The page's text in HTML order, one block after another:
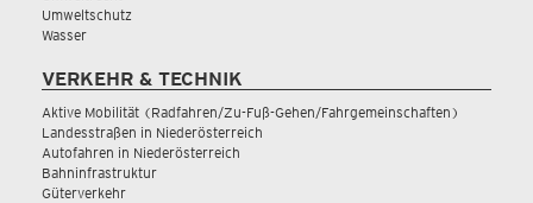
Umweltschutz
Wasser
VERKEHR & TECHNIK
Aktive Mobilität (Radfahren/Zu-Fuß-Gehen/Fahrgemeinschaften)
Landesstraßen in Niederösterreich
Autofahren in Niederösterreich
Bahninfrastruktur
Güterverkehr